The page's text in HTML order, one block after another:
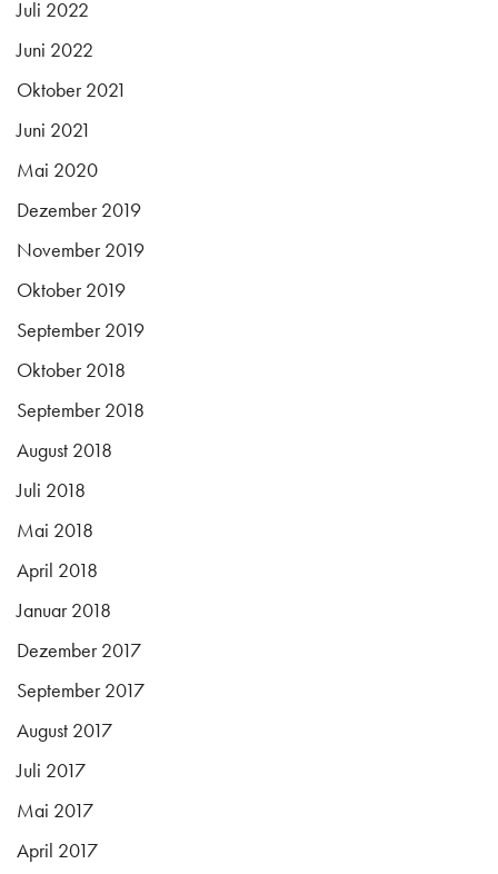
Juli 2022
Juni 2022
Oktober 2021
Juni 2021
Mai 2020
Dezember 2019
November 2019
Oktober 2019
September 2019
Oktober 2018
September 2018
August 2018
Juli 2018
Mai 2018
April 2018
Januar 2018
Dezember 2017
September 2017
August 2017
Juli 2017
Mai 2017
April 2017